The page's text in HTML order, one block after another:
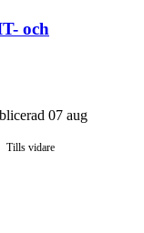
och
07 aug
Tills vidare